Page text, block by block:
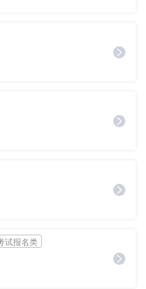
试报名类